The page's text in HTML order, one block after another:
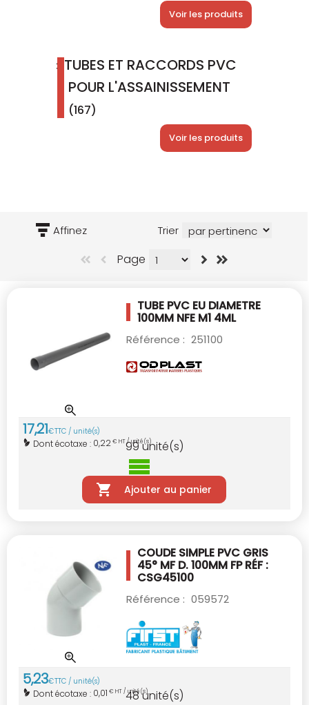
Voir les produits
TUBES ET RACCORDS PVC
POUR L'ASSAINISSEMENT
(167)
Voir les produits
Affinez Trier
Page
TUBE PVC EU DIAMETRE
100MM NFE M1 4ML
Référence : 251100
17,21€TTC / unité(s)
Dont écotaxe : 0,22€ HT / unité(s)
99unité(s)
Ajouter au panier
COUDE SIMPLE PVC GRIS
45° MF D. 100MM FP RÉF :
CSG45100
Référence : 059572
5,23€TTC / unité(s)
Dont écotaxe : 0,01 € HT / unité(s)
48unité(s)